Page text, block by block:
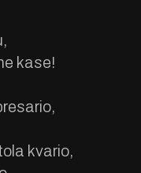
kase!
kvario,